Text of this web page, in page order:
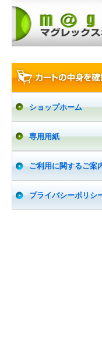
ショップホーム
専用用紙
ご利用に関するご案
プライバシーポリシ